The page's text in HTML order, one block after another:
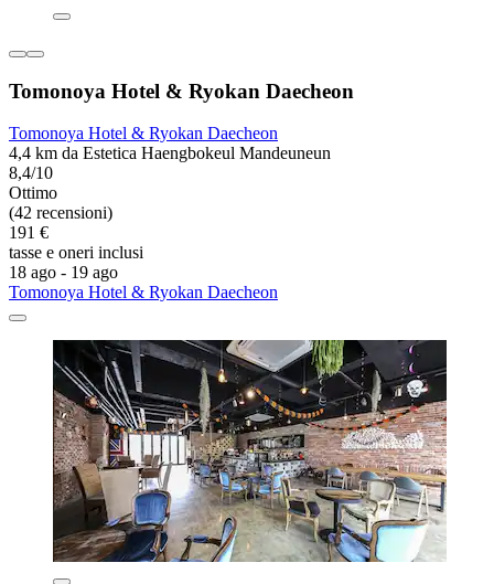
Tomonoya Hotel & Ryokan Daecheon
Tomonoya Hotel & Ryokan Daecheon
4,4 km da Estetica Haengbokeul Mandeuneun
8,4/10
Ottimo
(42 recensioni)
191 €
tasse e oneri inclusi
18 ago - 19 ago
Tomonoya Hotel & Ryokan Daecheon